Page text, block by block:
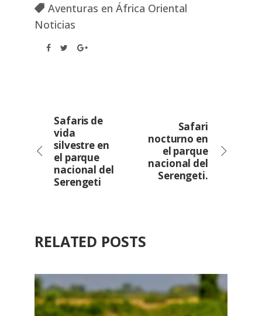
Aventuras en África Oriental
Noticias
Safaris de
vida
silvestre en
el parque
nacional del
Serengeti
Safari
nocturno en
el parque
nacional del
Serengeti.
RELATED POSTS